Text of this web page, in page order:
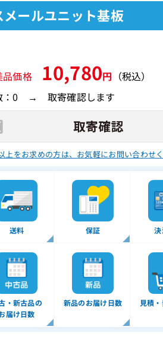
ールユニット基板
品価格 10,780円 （税込）
：0 → 取寄確認します
上をお求めの方は、 お気軽にお問い合わせ
送料 保証
・新古品の
届け日数
新品のお届け日数 見積